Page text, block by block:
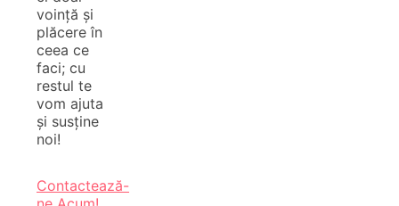
voință și
plăcere în
ceea ce
faci; cu
restul te
vom ajuta
și susține
noi!
Contactează-